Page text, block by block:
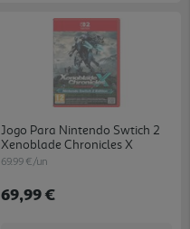
Jogo Para Nintendo Swtich 2
Xenoblade Chronicles X
69.99 €/un
69,99 €